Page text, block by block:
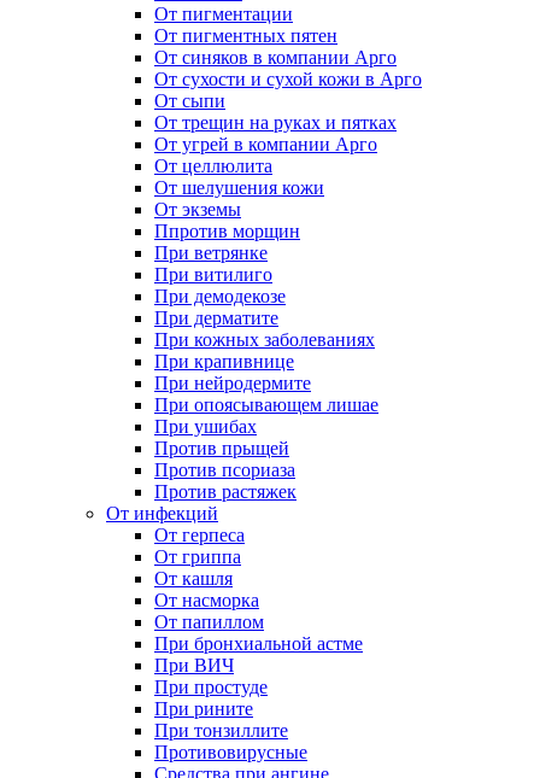
От пигментации
От пигментных пятен
От синяков в компании Арго
От сухости и сухой кожи в Арго
От сыпи
От трещин на руках и пятках
От угрей в компании Арго
От целлюлита
От шелушения кожи
От экземы
Ппротив морщин
При ветрянке
При витилиго
При демодекозе
При дерматите
При кожных заболеваниях
При крапивнице
При нейродермите
При опоясывающем лишае
При ушибах
Против прыщей
Против псориаза
Против растяжек
От инфекций
От герпеса
От гриппа
От кашля
От насморка
От папиллом
При бронхиальной астме
При ВИЧ
При простуде
При рините
При тонзиллите
Противовирусные
Средства при ангине